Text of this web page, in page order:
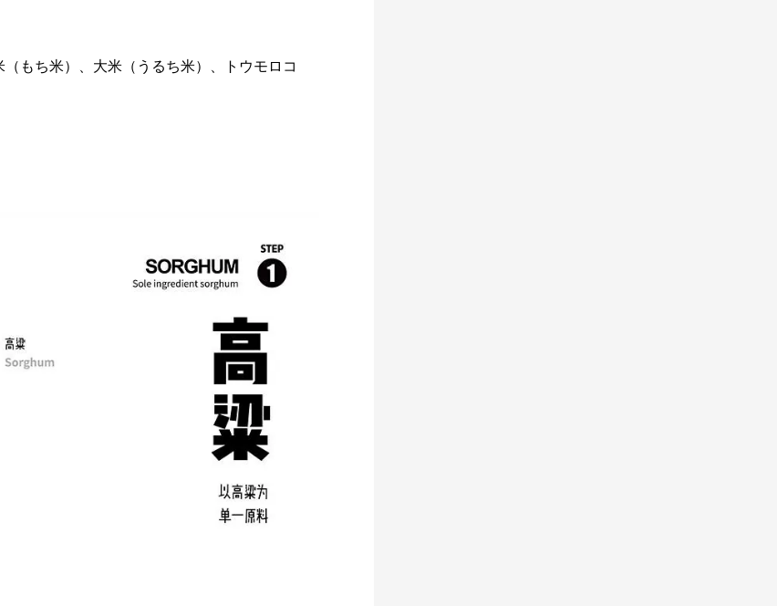
もち米）、大米（うるち米）、トウモロコ